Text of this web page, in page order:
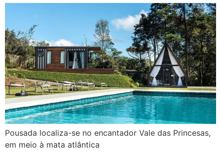
Pousada localiza-se no encantador Vale das Princesas,
em meio à mata atlântica